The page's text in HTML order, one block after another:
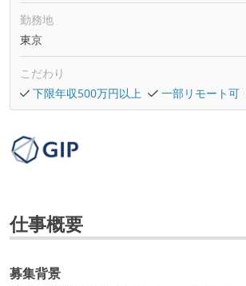
勤務地
東京
こだわり
下限年収500万円以上
一部リモート可
仕事概要
募集背景